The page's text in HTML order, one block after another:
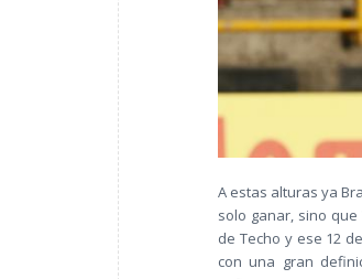
A estas alturas ya
solo ganar, sino
de Techo y ese 12
con una gran